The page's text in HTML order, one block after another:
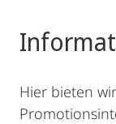
Hier bieten